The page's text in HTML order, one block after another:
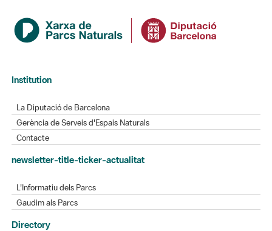
Institution
La Diputació de Barcelona
Gerència de Serveis d'Espais Naturals
Contacte
newsletter-title-ticker-actualitat
L'Informatiu dels Parcs
Gaudim als Parcs
Directory